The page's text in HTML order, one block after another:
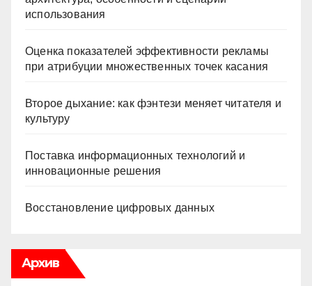
использования
Оценка показателей эффективности рекламы
при атрибуции множественных точек касания
Второе дыхание: как фэнтези меняет читателя и
культуру
Поставка информационных технологий и
инновационные решения
Восстановление цифровых данных
Архив